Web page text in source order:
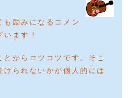
も励みになるコメン
います！
とからコツコツです。そこ
けられないかが個人的には